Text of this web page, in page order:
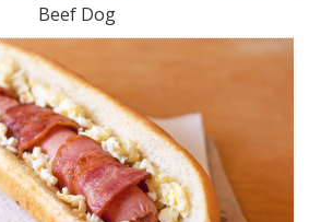
Beef Dog